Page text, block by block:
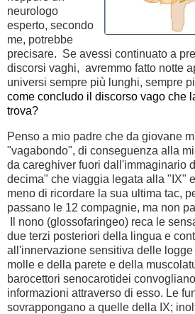
neurologo
esperto, secondo
me, potrebbe
precisare. Se avessi continuato a
discorsi vaghi, avremmo fatto notte
universi sempre più lunghi, sempre
come concludo il discorso vago che
trova?
Penso a mio padre che da giovane
"vagabondo", di conseguenza alla
da careghiver fuori dall'immaginario
decima" che viaggia legata alla "IX"
meno di ricordare la sua ultima tac,
passano le 12 compagnie, ma non
Il nono (glossofaringeo) reca le
due terzi posteriori della lingua e
all'innervazione sensitiva delle
molle e della parete e della
barocettori senocarotidei
informazioni attraverso di esso. Le
sovrappongano a quelle della IX;